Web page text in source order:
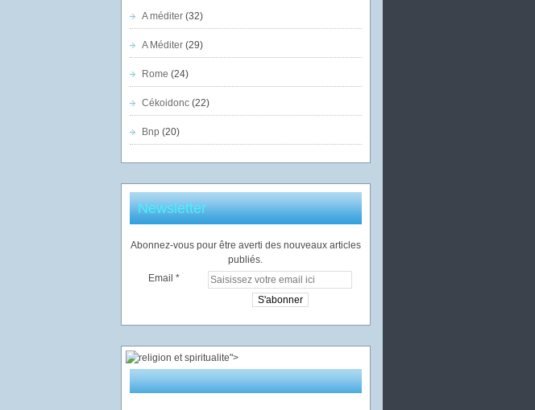
A méditer(32)
A Méditer(29)
Rome (24)
Cékoidonc(22)
Bnp (20)
Newsletter
Abonnez-vous pour être averti des nouveaux articles
publiés.
Email
">